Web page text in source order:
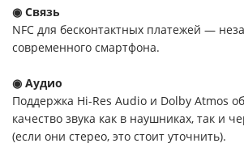
◉ Связь
NFC для бесконтактных платежей —
современного смартфона.
◉ Аудио
Поддержка Hi-Res Audio и Dolby Atmos
качество звука как в наушниках, так и
(если они стерео, это стоит уточнить).